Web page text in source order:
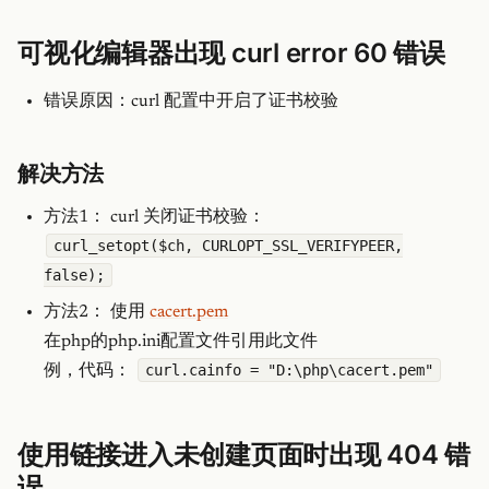
可视化编辑器出现 curl error 60 错误
错误原因：curl 配置中开启了证书校验
解决方法
方法1： curl 关闭证书校验：
curl_setopt($ch, CURLOPT_SSL_VERIFYPEER,
false);
方法2： 使用 cacert.pem
在php的php.ini配置文件引用此文件
例，代码：
curl.cainfo = "D:\php\cacert.pem"
使用链接进入未创建页面时出现 404 错